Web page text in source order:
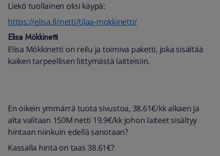
Liekö tuollainen olisi käypä:
https://elisa.fi/netti/tilaa-mokkinetti/
Elisa Mökkinetti
Elisa Mökkinetti on reilu ja toimiva paketti, joka sisältää
kaiken tarpeellisen liittymästä laitteisiin.
En oikein ymmärrä tuota sivustoa, 38.61€/kk alkaen ja
alta valitaan 150M netti 19.9€/kk johon laiteet sisältyy
hintaan niinkuin edellä sanotaan?
Kassalla hinta on taas 38.61€?